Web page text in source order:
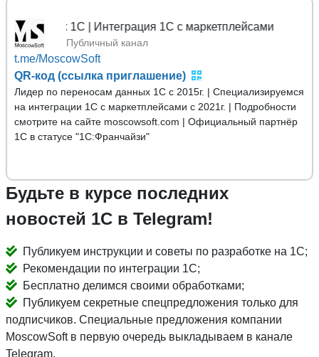
1С | Интеграция 1С с маркетплейсами
Публичный канал
t.me/MoscowSoft
QR-код (ссылка приглашение)
Лидер по переносам данных 1С с 2015г. | Специализируемся
на интеграции 1С с маркетплейсами с 2021г. | Подробности
смотрите на сайте moscowsoft.com | Официальный партнёр
1С в статусе "1С:Франчайзи"
Будьте в курсе последних
новостей 1С в Telegram!
Публикуем инструкции и советы по разработке на 1С;
Рекомендации по интеграции 1С;
Бесплатно делимся своими обработками;
Публикуем секретные спецпредложения только для
подписчиков. Специальные предложения компании
MoscowSoft в первую очередь выкладываем в канале
Telegram.